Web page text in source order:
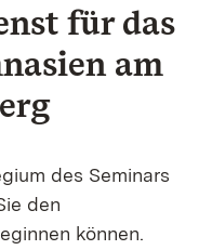
für das
am
des Seminars
den
können.